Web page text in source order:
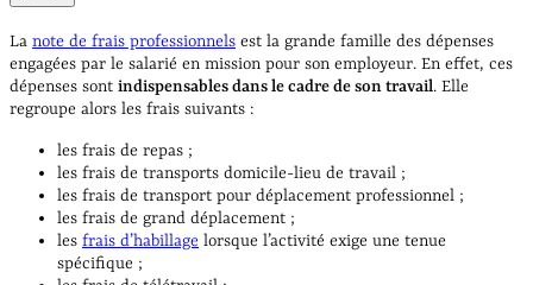
La note de frais professionnels est la grande famille des dépenses
engagées par le salarié en mission pour son employeur. En effet, ces
dépenses sont indispensables dans le cadre de son travail. Elle
regroupe alors les frais suivants :
les frais de repas ;
les frais de transports domicile-lieu de travail ;
les frais de transport pour déplacement professionnel ;
les frais de grand déplacement ;
les frais d’habillage lorsque l’activité exige une tenue
spécifique ;